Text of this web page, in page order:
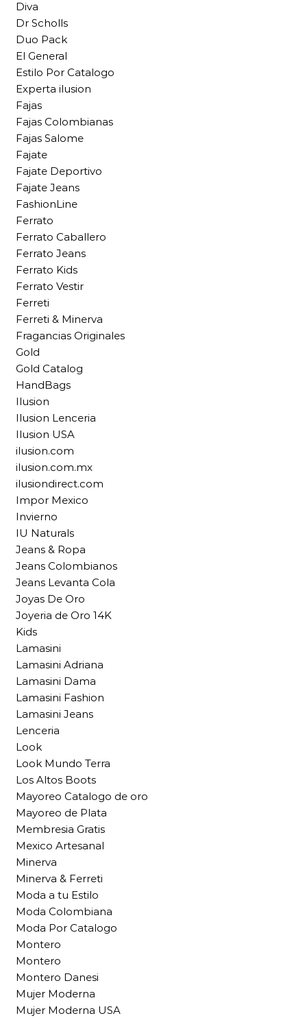
Diva
Dr Scholls
Duo Pack
El General
Estilo Por Catalogo
Experta ilusion
Fajas
Fajas Colombianas
Fajas Salome
Fajate
Fajate Deportivo
Fajate Jeans
FashionLine
Ferrato
Ferrato Caballero
Ferrato Jeans
Ferrato Kids
Ferrato Vestir
Ferreti
Ferreti & Minerva
Fragancias Originales
Gold
Gold Catalog
HandBags
Ilusion
Ilusion Lenceria
Ilusion USA
ilusion.com
ilusion.com.mx
ilusiondirect.com
Impor Mexico
Invierno
IU Naturals
Jeans & Ropa
Jeans Colombianos
Jeans Levanta Cola
Joyas De Oro
Joyeria de Oro 14K
Kids
Lamasini
Lamasini Adriana
Lamasini Dama
Lamasini Fashion
Lamasini Jeans
Lenceria
Look
Look Mundo Terra
Los Altos Boots
Mayoreo Catalogo de oro
Mayoreo de Plata
Membresia Gratis
Mexico Artesanal
Minerva
Minerva & Ferreti
Moda a tu Estilo
Moda Colombiana
Moda Por Catalogo
Montero
Montero
Montero Danesi
Mujer Moderna
Mujer Moderna USA